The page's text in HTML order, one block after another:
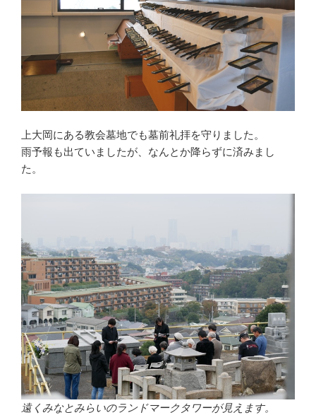
上大岡にある教会墓地でも墓前礼拝を守りました。
雨予報も出ていましたが、なんとか降らずに済みまし
た。
遠くみなとみらいのランドマークタワーが見えます。